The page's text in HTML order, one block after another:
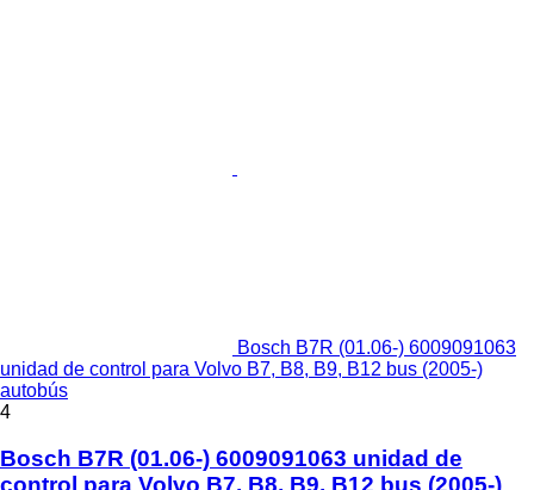
Bosch B7R (01.06-) 6009091063
unidad de control para Volvo B7, B8, B9, B12 bus (2005-)
autobús
4
Bosch B7R (01.06-) 6009091063 unidad de
control para Volvo B7, B8, B9, B12 bus (2005-)